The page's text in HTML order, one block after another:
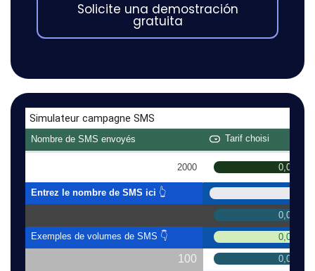
Solicite una demostración
gratuita